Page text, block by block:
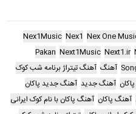
Nex One
Nex1
Nex1Music
Next1.ir
Next1Music
Pakan
آهنگ آهنگ تیتراژ برنامه شب کوک
آهنگ جدید آهنگ جدید پاکان
آهنگ پاکان آهنگ پاکان با نام کوک ایرانی